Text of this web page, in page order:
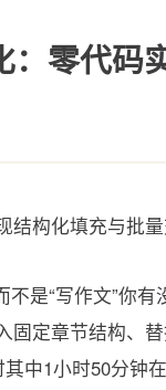
：零代码
不是“写作文”你
固定章节结构、
1小时50分钟在